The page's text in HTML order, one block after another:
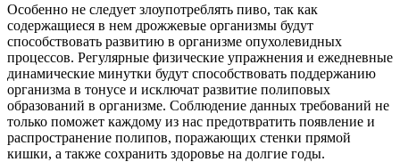
Особенно не следует злоупотреблять пиво, так как
содержащиеся в нем дрожжевые организмы будут
способствовать развитию в организме опухолевидных
процессов. Регулярные физические упражнения и ежедневные
динамические минутки будут способствовать поддержанию
организма в тонусе и исключат развитие полиповых
образований в организме. Соблюдение данных требований не
только поможет каждому из нас предотвратить появление и
распространение полипов, поражающих стенки прямой
кишки, а также сохранить здоровье на долгие годы.